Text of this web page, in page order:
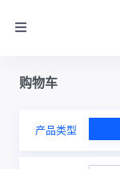
购物车
产品类型